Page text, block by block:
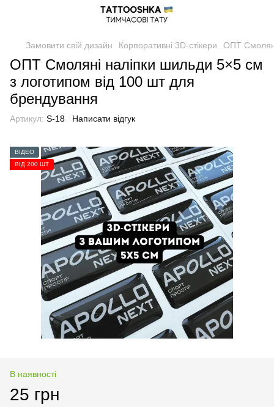
Замовити свій дизайн Корпоративні 3D-стікери ОПТ
ОПТ Смоляні наліпки шильди 5×5 см
з логотипом від 100 шт для
брендування
Артикул: S-18 Написати відгук
ВІДЕО
ВІД 200 ШТ
В наявності
25 грн